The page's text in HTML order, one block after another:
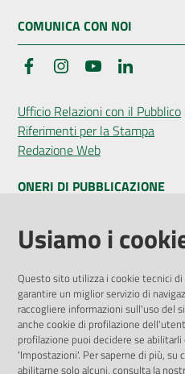
COMUNICA CON NOI
FacebookInstagramYouTube
Ufficio Relazioni con il Pubblico
Riferimenti per la Stampa
Redazione Web
ONERI DI PUBBLICAZIONE
Amministrazione Trasparente
Pubblicità legale
Privacy Policy
Attuazione Misure PNRR
Liste di Attesa
ENTI, IMPRESE E PARTNER
Usiamo i
Questo sito utilizza i cookie tecnici
garantire un miglior servizio di
raccogliere informazioni sull'uso del
anche cookie di profilazione
profilazione puoi decidere se
'Impostazioni'. Per saperne di più, su
abilitarne solo alcuni, consulta la